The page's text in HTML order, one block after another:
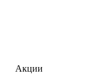
Акции